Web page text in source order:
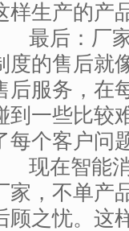
样生产的产
最后：厂家
度的售后就
后服务，在
到一些比较
每个客户问
现在智能消
家，不单产
顾之忧。这